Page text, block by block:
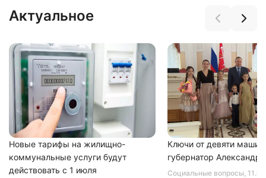
Актуальное
Новые тарифы на жилищно-
коммунальные услуги будут
действовать с 1 июля
Социальные вопросы,
Ключи от девяти машин
губернатор Александр